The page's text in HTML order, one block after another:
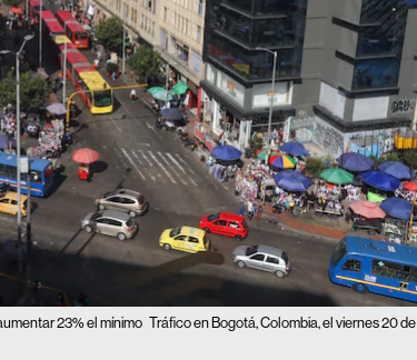
23% el mínimo Tráfico en Bogotá, Colombia, el viernes 20 de